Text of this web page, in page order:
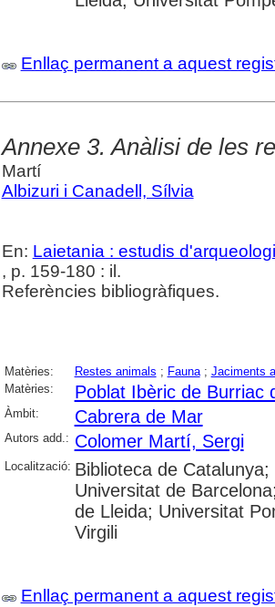
Enllaç permanent a aquest
Annexe 3. Anàlisi de les
Martí
Albizuri i Canadell, Sílvia
En: Laietania : estudis
, p. 159-180 : il.
Referències bibliogràfiques.
Matèries: Restes animals ; Fauna; Jaciments
Matèries:
Poblat Ibèric de Burriac
Àmbit: Cabrera de Mar
Autors add.: Colomer Martí, Sergi
Localització: Biblioteca de
Universitat de
de Lleida; Universitat
Virgili
Enllaç permanent a aquest